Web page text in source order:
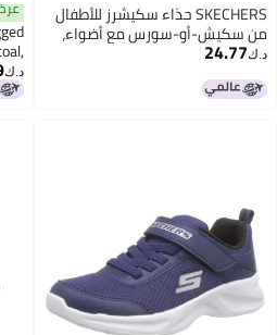
SKECHERS حذاء سكيشرز للأطفال
من سكيش-أو-سورس مع أضواء،
أحمر/أسود، 3.5 للأطفال الكبار
د.ك‏24.77
د.ك‏